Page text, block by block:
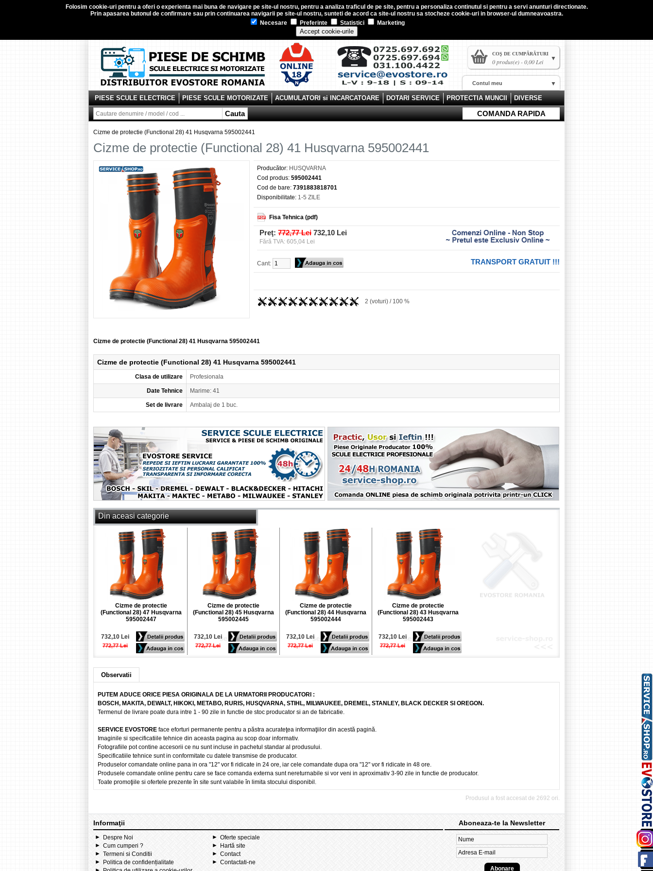
Folosim cookie-uripentru a oferi o experienta mai buna de navigare pe site-ul nostru, pentru a analiza traficul de pe site, pentru a personaliza continutul si pentru a servi anunturi directionate.
Prin apasarea butonul de confirmare sau prin continuarea navigarii pe site-ul nostru, sunteti de acord ca site-ul nostru sa stocheze cookie-uri in browser-ul dumneavoastra.
Necesare
Preferinte Statistici Marketing
Accept cookie-urile
COŞ DE CUMPĂRĂTURI
0 produs(e) - 0,00 Lei
Cauta COMANDA RAPIDA
Contul meu
PIESE SCULE ELECTRICE PIESE SCULE MOTORIZATE ACUMULATORI si INCARCATOARE DOTARI SERVICE PROTECTIA MUNCII DIVERSE
Cizme de protectie (Functional 28) 41 Husqvarna 595002441
Cizme de protectie (Functional 28) 41 Husqvarna 595002441
Producător: HUSQVARNA
Cod produs: 595002441
Cod de bare: 7391883818701
Disponibilitate: 1-5 ZILE
Fisa Tehnica (pdf)
Preţ: 772,77 Lei 732,10 Lei
Fără TVA: 605,04 Lei
Cant: TRANSPORT GRATUIT !!!
2 (voturi) / 100 %
Cizme de protectie (Functional 28) 41 Husqvarna 595002441
Cizme de protectie (Functional 28) 41 Husqvarna 595002441
Clasa de utilizare Profesionala
Date Tehnice Marime: 41
Set de livrare Ambalaj de 1 buc.
Din aceasi categorie
Cizme de protectie
(Functional 28) 47 Husqvarna
595002447
732,10 Lei
772,77 Lei
Cizme de protectie
(Functional 28) 45 Husqvarna
595002445
732,10 Lei
772,77 Lei
Cizme de protectie
(Functional 28) 44 Husqvarna
595002444
732,10 Lei
772,77 Lei
Cizme de protectie
(Functional 28) 43 Husqvarna
595002443
732,10 Lei
772,77 Lei
Observatii
PUTEM ADUCE ORICE PIESA ORIGINALA DE LA URMATORII PRODUCATORI :
BOSCH, MAKITA, DEWALT, HIKOKI, METABO, RURIS, HUSQVARNA, STIHL, MILWAUKEE, DREMEL, STANLEY, BLACK DECKER SI OREGON.
Termenul de livrare poate dura intre 1 - 90 zile in functie de stoc producator si an de fabricatie.
SERVICE EVOSTORE face eforturi permanente pentru a păstra acurateţea informaţiilor din acestă pagină.
Imaginile si specificatiile tehnice din aceasta pagina au scop doar informativ.
Fotografiile pot contine accesorii ce nu sunt incluse in pachetul standar al produsului.
Specificatiile tehnice sunt in conformitate cu datele transmise de producator.
Produselor comandate online pana in ora "12" vor fi ridicate in 24 ore, iar cele comandate dupa ora "12" vor fi ridicate in 48 ore.
Produsele comandate online pentru care se face comanda externa sunt nereturnabile si vor veni in aproximativ 3-90 zile in functie de producator.
Toate promoţiile si ofertele prezente în site sunt valabile în limita stocului disponibil.
Produsul a fost accesat de 2692 ori.
Informaţii
Despre Noi
Cum cumperi ?
Termeni si Conditii
Politica de confidențialitate
Oferte speciale
Hartă site
Contact
Contactati-ne
Aboneaza-te la Newsletter